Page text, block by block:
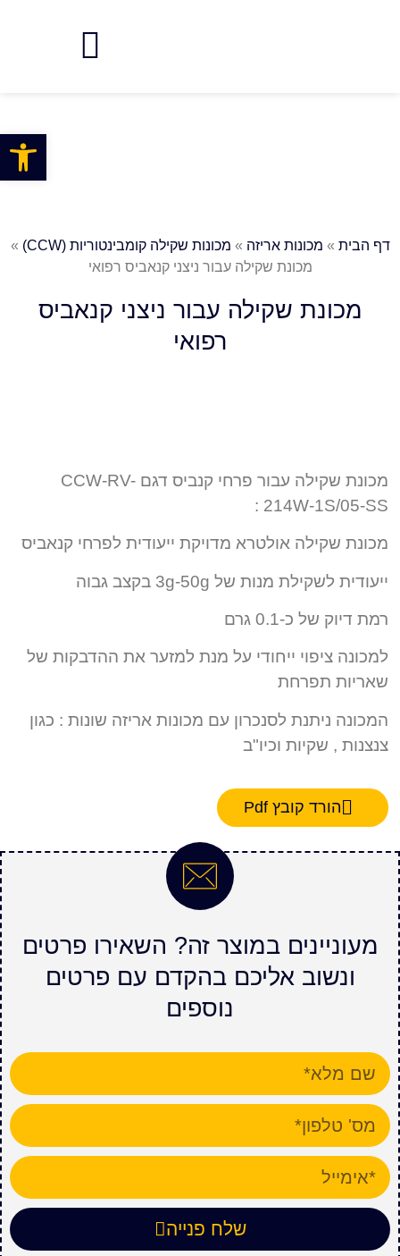
דף הבית » מכונות אריזה » מכונות שקילה קומבינטוריות (CCW)
»
מכונת שקילה עבור ניצני קנאביס רפואי
מכונת שקילה עבור ניצני קנאביס
רפואי
מכונת שקילה עבור פרחי קנביס דגם CCW-RV-
214W-1S/05-SS :
מכונת שקילה אולטרא מדויקת ייעודית לפרחי קנאביס
ייעודית לשקילת מנות של 3g-50g בקצב גבוה
רמת דיוק של כ-0.1 גרם
למכונה ציפוי ייחודי על מנת למזער את ההדבקות של
שאריות תפרחת
המכונה ניתנת לסנכרון עם מכונות אריזה שונות : כגון
צנצנות , שקיות וכיו"ב
הורד קובץ Pdf
מעוניינים במוצר זה? השאירו פרטים
ונשוב אליכם בהקדם עם פרטים
נוספים
שלח פנייה